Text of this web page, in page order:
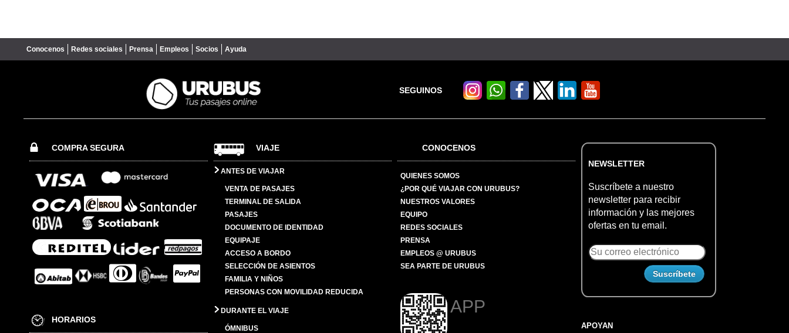
Conocenos Redes sociales Prensa Empleos Socios Ayuda
SEGUINOS
COMPRA SEGURA
HORARIOS
VIAJE
ANTES DE VIAJAR
VENTA DE PASAJES
TERMINAL DE SALIDA
PASAJES
DOCUMENTO DE IDENTIDAD
EQUIPAJE
ACCESO A BORDO
SELECCIÓN DE ASIENTOS
FAMILIA Y NIÑOS
PERSONAS CON MOVILIDAD REDUCIDA
DURANTE EL VIAJE
ÓMNIBUS
CONOCENOS
QUIENES SOMOS
¿POR QUÉ VIAJAR CON URUBUS?
NUESTROS VALORES
EQUIPO
REDES SOCIALES
PRENSA
EMPLEOS @ URUBUS
SEA PARTE DE URUBUS
APP
NEWSLETTER
Suscríbete a nuestro
newsletter para recibir
información y las mejores
ofertas en tu email.
APOYAN